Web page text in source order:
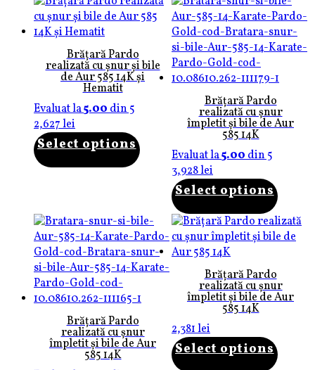
Brățară Pardo
realizată cu șnur și bile
de Aur 585 14K și
Hematit
Evaluat la5.00din 5
2,627lei
Select options
Brățară Pardo
realizată cu șnur
împletit și bile de Aur
585 14K
Evaluat la5.00din 5
3,928lei
Select options
Brățară Pardo
realizată cu șnur
împletit și bile de Aur
585 14K
Brățară Pardo
realizată cu șnur
împletit și bile de Aur
585 14K
2,381lei
Select options